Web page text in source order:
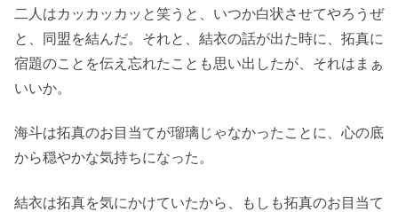
二人はカッカッカッと笑うと、いつか白状させてやろうぜ
と、同盟を結んだ。それと、結衣の話が出た時に、拓真に
宿題のことを伝え忘れたことも思い出したが、それはまぁ
いいか。
海斗は拓真のお目当てが瑠璃じゃなかったことに、心の底
から穏やかな気持ちになった。
結衣は拓真を気にかけていたから、もしも拓真のお目当て